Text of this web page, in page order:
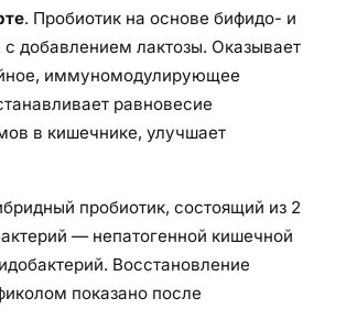
. Пробиотик на основе бифидо- и
с добавлением лактозы. Оказывает
иммуномодулирующее
равновесие
в кишечнике, улучшает
пробиотик, состоящий из 2
— непатогенной кишечной
Восстановление
показано после